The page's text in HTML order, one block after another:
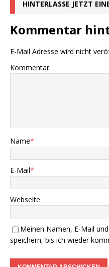
HINTERLASSE JETZT
Kommentar
E-Mail Adresse wird nicht
Kommentar
Name*
E-Mail*
Webseite
Meinen Namen, E-Mail
speichern, bis ich wieder